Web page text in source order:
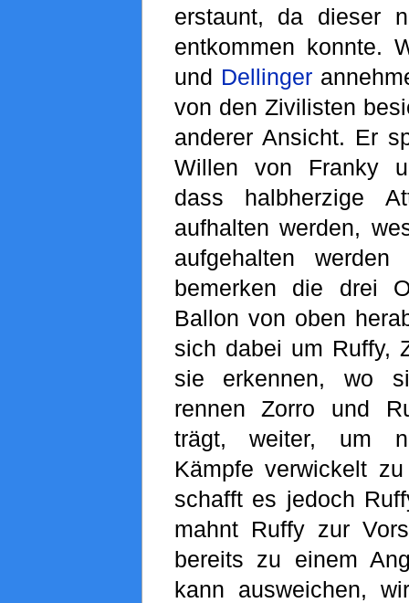
erstaunt, da dieser
entkommen konnte.
und Dellinger
von den Zivilisten
anderer Ansicht. Er
Willen von Franky
dass halbherzige
aufhalten werden,
aufgehalten werden
bemerken die drei
Ballon von oben
sich dabei um Ruffy,
sie erkennen, wo
rennen Zorro und
trägt, weiter, um
Kämpfe verwickelt
schafft es jedoch
mahnt Ruffy zur
bereits zu einem
kann ausweichen,